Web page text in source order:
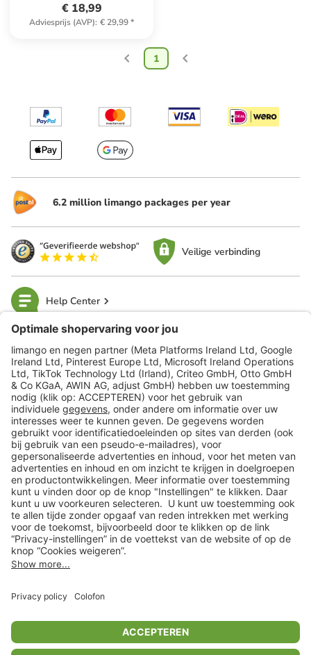
€ 18,99
Adviesprijs (AVP): € 29,99*
1
6.2 million limango packages per year
Veilige verbinding
Help Center
limango
Veilig winkelen
Klantenservice
Shop
Acties
limango.de limango.pl